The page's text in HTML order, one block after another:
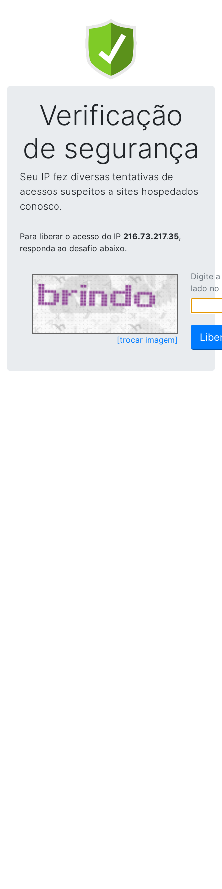
Verificação
de segurança
Seu IP fez diversas tentativas de
acessos suspeitos a sites hospedados
conosco.
Para liberar o acesso do IP 216.73.217.35,
responda ao desafio abaixo.
[trocar imagem]
Digite
lado no